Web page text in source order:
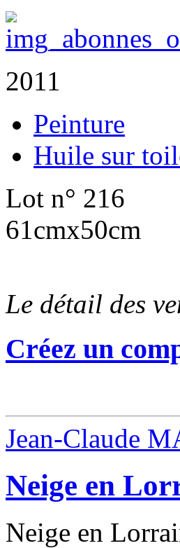
2011
Peinture
Huile sur
Lot n° 216
61cmx50cm
Le détail des
Créez un
Jean-Claude
Neige en
Neige en